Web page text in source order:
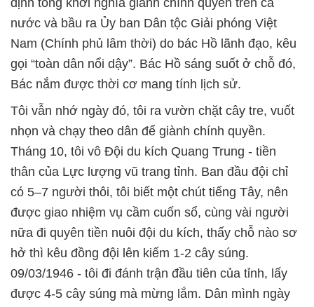
định tổng khởi nghĩa giành chính quyền trên cả
nước và bầu ra Ủy ban Dân tộc Giải phóng Việt
Nam (Chính phủ lâm thời) do bác Hồ lãnh đạo, kêu
gọi “toàn dân nổi dậy”. Bác Hồ sáng suốt ở chỗ đó,
Bác nắm được thời cơ mang tính lịch sử.
Tôi vẫn nhớ ngày đó, tôi ra vườn chặt cây tre, vuốt
nhọn và chạy theo dân để giành chính quyền.
Tháng 10, tôi vô Đội du kích Quang Trung - tiền
thân của Lực lượng vũ trang tỉnh. Ban đầu đội chỉ
có 5–7 người thôi, tôi biết một chút tiếng Tây, nên
được giao nhiệm vụ cầm cuốn sổ, cùng vài người
nữa đi quyên tiền nuôi đội du kích, thấy chỗ nào sơ
hở thì kêu đồng đội lên kiếm 1-2 cây súng.
09/03/1946 - tôi đi đánh trận đầu tiên của tỉnh, lấy
được 4-5 cây súng mà mừng lắm. Dân mình ngày